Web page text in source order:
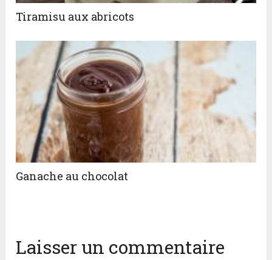
Tiramisu aux abricots
Ganache au chocolat
Laisser un commentaire